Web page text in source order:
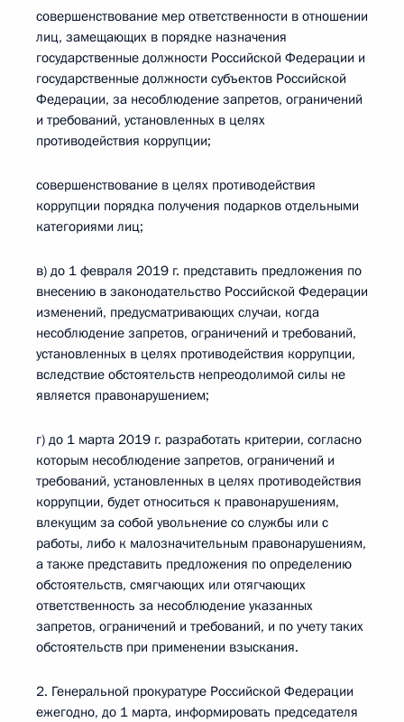
совершенствование мер ответственности в отношении
лиц, замещающих в порядке назначения
государственные должности Российской Федерации и
государственные должности субъектов Российской
Федерации, за несоблюдение запретов, ограничений
и требований, установленных в целях
противодействия коррупции;
совершенствование в целях противодействия
коррупции порядка получения подарков отдельными
категориями лиц;
в) до 1 февраля 2019 г. представить предложения по
внесению в законодательство Российской Федерации
изменений, предусматривающих случаи, когда
несоблюдение запретов, ограничений и требований,
установленных в целях противодействия коррупции,
вследствие обстоятельств непреодолимой силы не
является правонарушением;
г) до 1 марта 2019 г. разработать критерии, согласно
которым несоблюдение запретов, ограничений и
требований, установленных в целях противодействия
коррупции, будет относиться к правонарушениям,
влекущим за собой увольнение со службы или с
работы, либо к малозначительным правонарушениям,
а также представить предложения по определению
обстоятельств, смягчающих или отягчающих
ответственность за несоблюдение указанных
запретов, ограничений и требований, и по учету таких
обстоятельств при применении взыскания.
2. Генеральной прокуратуре Российской Федерации
ежегодно, до 1 марта, информировать председателя